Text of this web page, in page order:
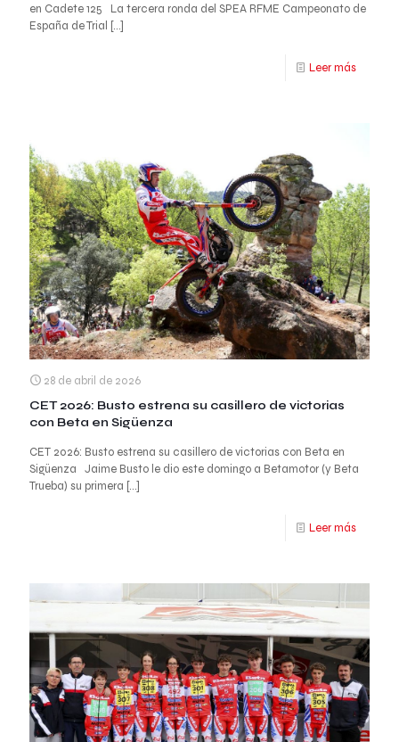
en Cadete 125 La tercera ronda del SPEA RFME Campeonato de
España de Trial […]
Leer más
28 de abril de 2026
CET 2026: Busto estrena su casillero de victorias
con Beta en Sigüenza
CET 2026: Busto estrena su casillero de victorias con Beta en
Sigüenza Jaime Busto le dio este domingo a Betamotor (y Beta
Trueba) su primera […]
Leer más